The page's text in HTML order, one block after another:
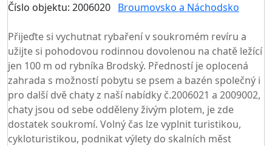
Číslo objektu: 2006020 Broumovsko a Náchodsko
Přijeďte si vychutnat rybaření v soukromém revíru a
užijte si pohodovou rodinnou dovolenou na chatě ležící
jen 100 m od rybníka Brodský. Předností je oplocená
zahrada s možností pobytu se psem a bazén společný i
pro další dvě chaty z naší nabídky č.2006021 a 2009002,
chaty jsou od sebe odděleny živým plotem, je zde
dostatek soukromí. Volný čas lze vyplnit turistikou,
cykloturistikou, podnikat výlety do skalních měst